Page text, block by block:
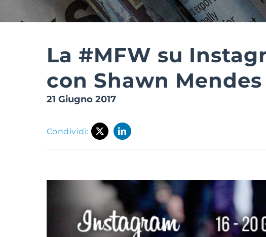
La #MFW su
con Shawn Mendes
21 Giugno 2017
Condividi: